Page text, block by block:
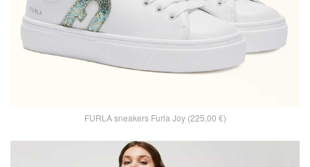
FURLA sneakers Furla Joy (225,00 €)